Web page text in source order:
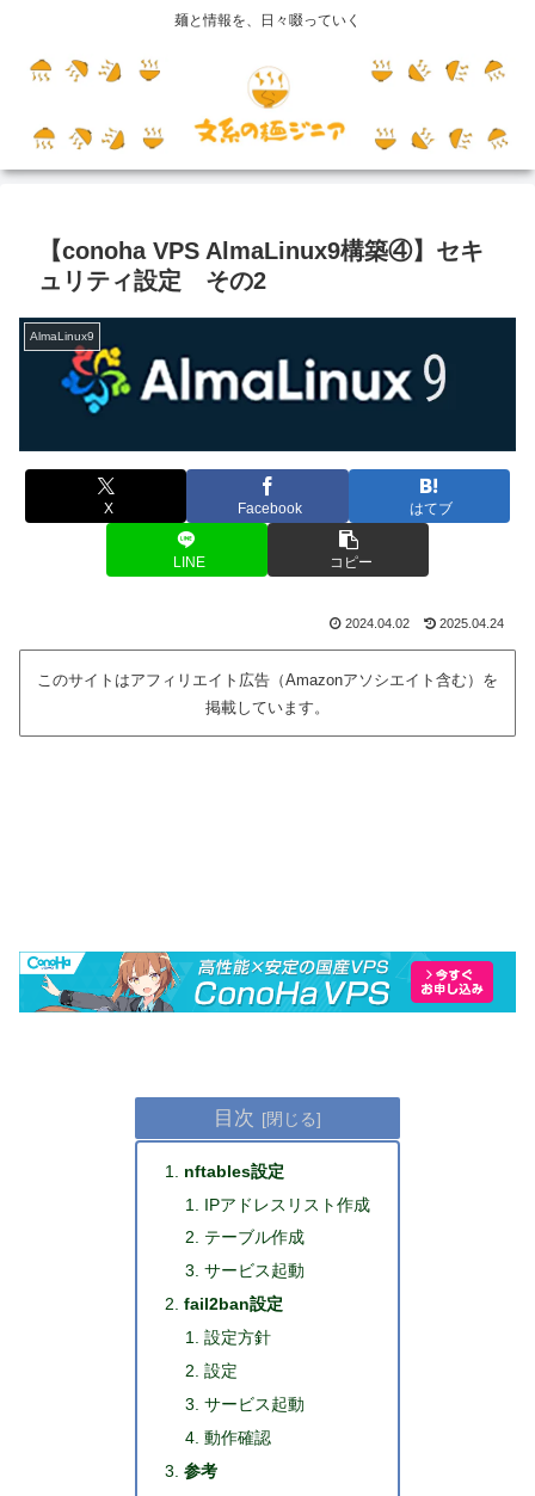
麺と情報を、日々啜っていく
【conoha VPS AlmaLinux9構築④】セキ
ュリティ設定 その2
AlmaLinux9
X Facebook はてブ
LINE コピー
2024.04.02 2025.04.24
このサイトはアフィリエイト広告（Amazonアソシエイト含む）を
掲載しています。
目次
nftables設定
IPアドレスリスト作成
テーブル作成
サービス起動
fail2ban設定
設定方針
設定
サービス起動
動作確認
参考